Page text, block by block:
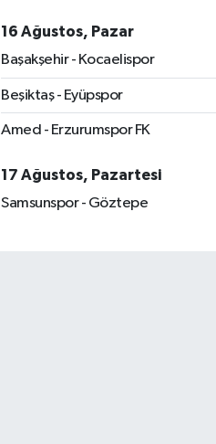
16 Ağustos, Pazar
Başakşehir - Kocaelispor
Beşiktaş - Eyüpspor
Amed - Erzurumspor FK
17 Ağustos, Pazartesi
Samsunspor - Göztepe